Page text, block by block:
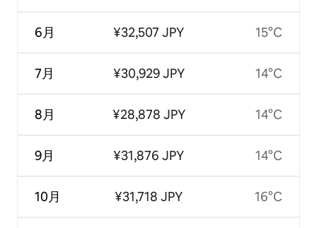
6月
7月
8月
9月
10月
¥32,507 JPY
¥30,929 JPY
¥28,878 JPY
¥31,876 JPY
¥31,718 JPY
15°C
14°C
14°C
14°C
16°C